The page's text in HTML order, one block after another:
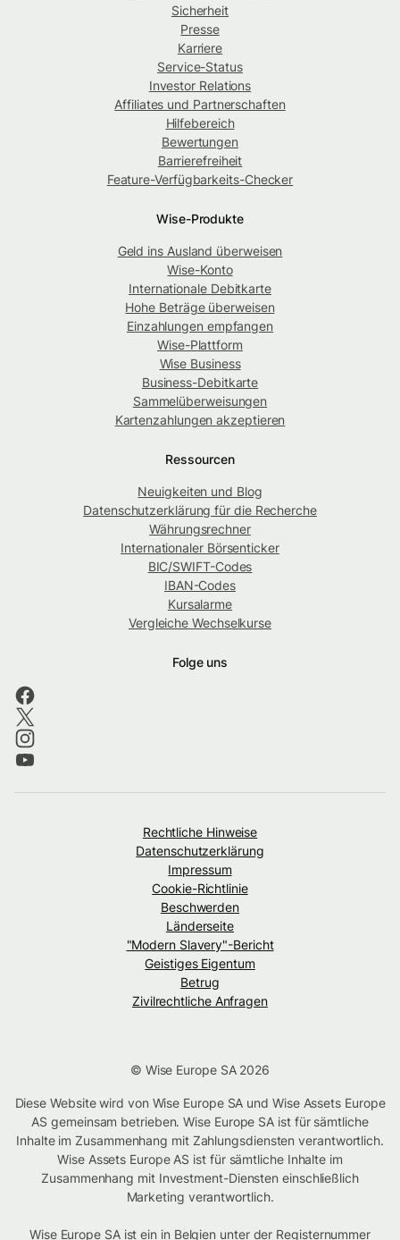
Sicherheit
Presse
Karriere
Service-Status
Investor Relations
Affiliates und Partnerschaften
Hilfebereich
Bewertungen
Barrierefreiheit
Feature-Verfügbarkeits-Checker
Wise-Produkte
Geld ins Ausland überweisen
Wise-Konto
Internationale Debitkarte
Hohe Beträge überweisen
Einzahlungen empfangen
Wise-Plattform
Wise Business
Business-Debitkarte
Sammelüberweisungen
Kartenzahlungen akzeptieren
Ressourcen
Neuigkeiten und Blog
Datenschutzerklärung für die Recherche
Währungsrechner
Internationaler Börsenticker
BIC/SWIFT-Codes
IBAN-Codes
Kursalarme
Vergleiche Wechselkurse
Folge uns
Rechtliche Hinweise
Datenschutzerklärung
Impressum
Cookie-Richtlinie
Beschwerden
Länderseite
"Modern Slavery"-Bericht
Geistiges Eigentum
Betrug
Zivilrechtliche Anfragen
© Wise Europe SA 2026
Diese Website wird von Wise Europe SA und Wise Assets Europe
AS gemeinsam betrieben. Wise Europe SA ist für sämtliche
Inhalte im Zusammenhang mit Zahlungsdiensten verantwortlich.
Wise Assets Europe AS ist für sämtliche Inhalte im
Zusammenhang mit Investment-Diensten einschließlich
Marketing verantwortlich.
Wise Europe SA ist ein in Belgien unter der Registernummer